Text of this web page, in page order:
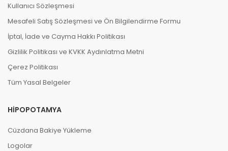
Kullanıcı Sözleşmesi
Mesafeli Satış Sözleşmesi ve Ön Bilgilendirme Formu
İptal, İade ve Cayma Hakkı Politikası
Gizlilik Politikası ve KVKK Aydınlatma Metni
Çerez Politikası
Tüm Yasal Belgeler
HIPOPOTAMYA
Cüzdana Bakiye Yükleme
Logolar